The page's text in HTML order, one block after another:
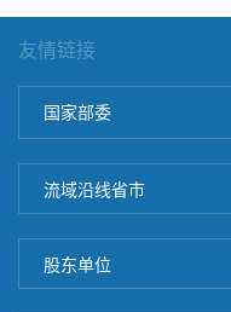
友情链接
国家部委
流域沿线省市
股东单位